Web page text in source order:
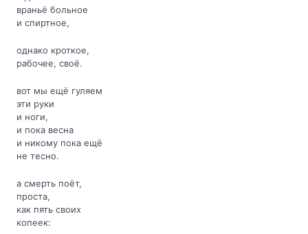
враньё больное
и спиртное,
однако кроткое,
рабочее, своё.
вот мы ещё гуляем
эти руки
и ноги,
и пока весна
и никому пока ещё
не тесно.
а смерть поёт,
проста,
как пять своих
копеек: